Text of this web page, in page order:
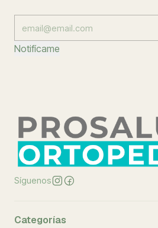
Notifícame
Síguenos
Categorías